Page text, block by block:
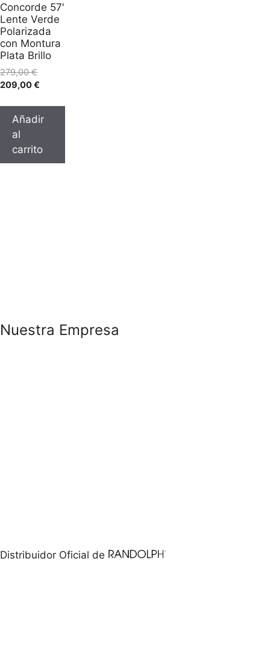
Concorde 57′
Lente Verde
Polarizada
con Montura
Plata Brillo
279,00€
209,00€
Añadir
al
carrito
Nuestra Empresa
Distribuidor Oficial de